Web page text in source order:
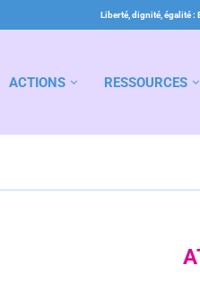
Liberté, dignité, égalité
ACTIONS RESSOURCES